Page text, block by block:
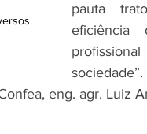
pauta
eficiência
eng. agr. Luiz